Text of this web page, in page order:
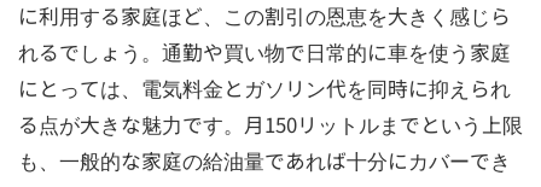
に利用する家庭ほど、この割引の恩恵を大きく感じら
れるでしょう。通勤や買い物で日常的に車を使う家庭
にとっては、電気料金とガソリン代を同時に抑えられ
る点が大きな魅力です。月150リットルまでという上限
も、一般的な家庭の給油量であれば十分にカバーでき